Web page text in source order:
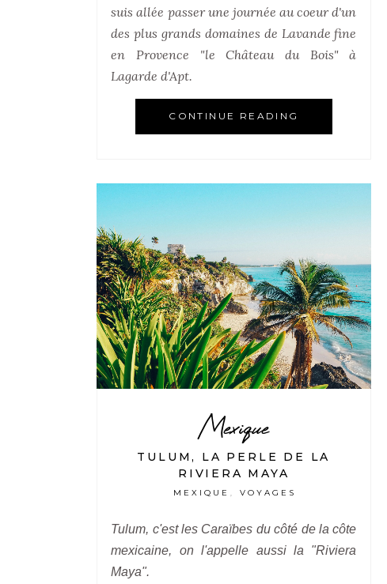
suis allée passer une journée au coeur d'un
des plus grands domaines de Lavande fine
en Provence "le Château du Bois" à
Lagarde d'Apt.
CONTINUE READING
Mexique
TULUM, LA PERLE DE LA
RIVIERA MAYA
MEXIQUE VOYAGES
Tulum, c'est les Caraïbes du côté de la côte
mexicaine, on l'appelle aussi la "Riviera
Maya".